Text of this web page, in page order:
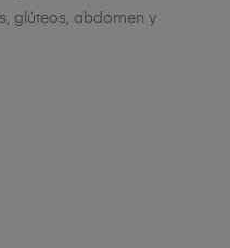
glúteos, abdomen y